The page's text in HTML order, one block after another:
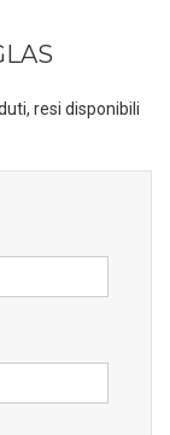
resi disponibili